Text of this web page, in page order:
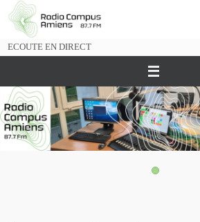
Passer
vers
ECOUTE EN DIRECT